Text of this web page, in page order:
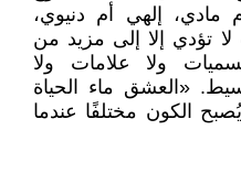
مادي، إلهي أم دنيوي،
تؤدي إلا إلى مزيد من
ولا علامات ولا
«العشق ماء الحياة
الكون مختلفًا عندما